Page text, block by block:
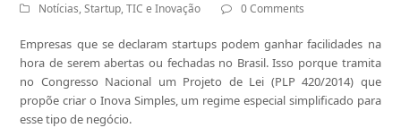
Notícias,Startup,TIC e Inovação 0 Comments
Empresas que se declaram startups podem ganhar facilidades na
hora de serem abertas ou fechadas no Brasil. Isso porque tramita
no Congresso Nacional um Projeto de Lei (PLP 420/2014) que
propõe criar o Inova Simples, um regime especial simplificado para
esse tipo de negócio.